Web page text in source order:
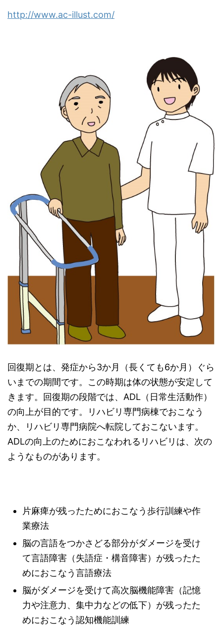
http://www.ac-illust.com/
回復期とは、発症から3か月（長くても6か月）ぐら
いまでの期間です。この時期は体の状態が安定して
きます。回復期の段階では、ADL（日常生活動作）
の向上が目的です。リハビリ専門病棟でおこなう
か、リハビリ専門病院へ転院しておこないます。
ADLの向上のためにおこなわれるリハビリは、次の
ようなものがあります。
片麻痺が残ったためにおこなう歩行訓練や作
業療法
脳の言語をつかさどる部分がダメージを受け
て言語障害（失語症・構音障害）が残ったた
めにおこなう言語療法
脳がダメージを受けて高次脳機能障害（記憶
力や注意力、集中力などの低下）が残ったた
めにおこなう認知機能訓練